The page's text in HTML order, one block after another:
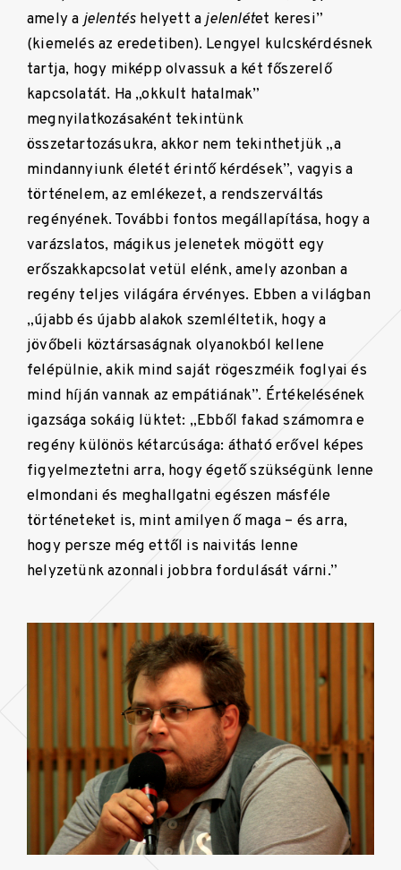
amely a jelentés helyett ajelenlétet keresi”
(kiemelés az eredetiben). Lengyel kulcskérdésnek
tartja, hogy miképp olvassuk a két főszerelő
kapcsolatát. Ha „okkult hatalmak”
megnyilatkozásaként tekintünk
összetartozásukra, akkor nem tekinthetjük „a
mindannyiunk életét érintő kérdések”, vagyis a
történelem, az emlékezet, a rendszerváltás
regényének. További fontos megállapítása, hogy a
varázslatos, mágikus jelenetek mögött egy
erőszakkapcsolat vetül elénk, amely azonban a
regény teljes világára érvényes. Ebben a világban
„újabb és újabb alakok szemléltetik, hogy a
jövőbeli köztársaságnak olyanokból kellene
felépülnie, akik mind saját rögeszméik foglyai és
mind híján vannak az empátiának”. Értékelésének
igazsága sokáig lüktet: „Ebből fakad számomra e
regény különös kétarcúsága: átható erővel képes
figyelmeztetni arra, hogy égető szükségünk lenne
elmondani és meghallgatni egészen másféle
történeteket is, mint amilyen ő maga – és arra,
hogy persze még ettől is naivitás lenne
helyzetünk azonnali jobbra fordulását várni.”